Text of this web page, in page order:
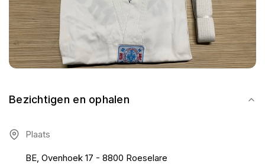
Bezichtigen en ophalen
Plaats
BE, Ovenhoek 17 - 8800 Roeselare